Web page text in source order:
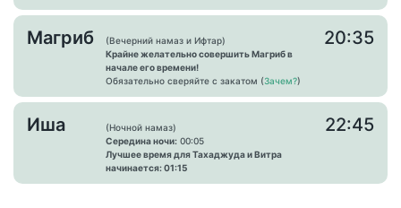
Магриб
(Вечерний намаз и Ифтар)
Крайне желательно совершить Магриб в
начале его времени!
Обязательно сверяйте с закатом (Зачем?)
20:35
Иша
(Ночной намаз)
Середина ночи: 00:05
Лучшее время для Тахаджуда и Витра
начинается: 01:15
22:45